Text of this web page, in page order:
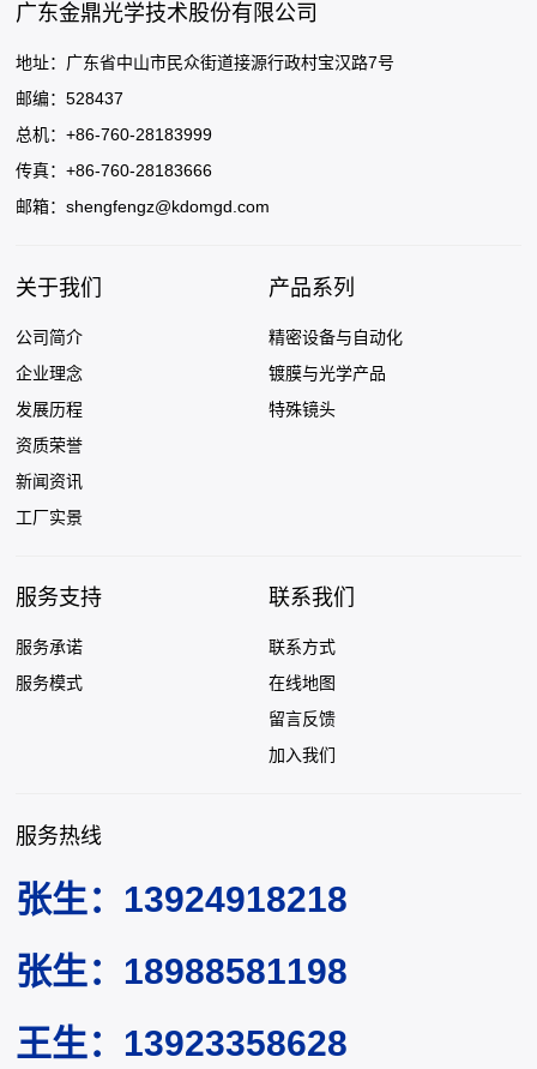
广东金鼎光学技术股份有限公司
地址：广东省中山市民众街道接源行政村宝汉路7号
邮编：528437
总机：+86-760-28183999
传真：+86-760-28183666
邮箱：shengfengz@kdomgd.com
关于我们
公司简介
企业理念
发展历程
资质荣誉
新闻资讯
工厂实景
产品系列
精密设备与自动化
镀膜与光学产品
特殊镜头
服务支持
服务承诺
服务模式
联系我们
联系方式
在线地图
留言反馈
加入我们
服务热线
张生：13924918218
张生：18988581198
王生：13923358628